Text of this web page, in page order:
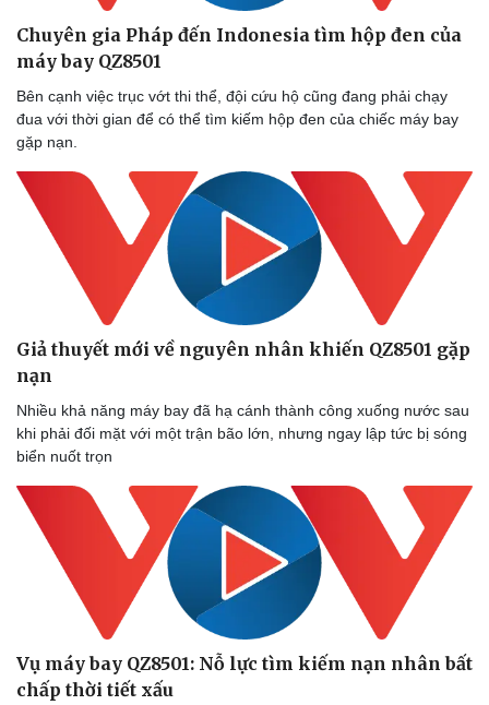
Lịch thi đấu bóng đá
Thế giới thể thao
eSports
Hậu trường
Xe máy
Chuyên gia Pháp đến Indonesia tìm hộp đen của
máy bay QZ8501
Bên cạnh việc trục vớt thi thể, đội cứu hộ cũng đang phải chạy
đua với thời gian để có thể tìm kiếm hộp đen của chiếc máy bay
gặp nạn.
Giả thuyết mới về nguyên nhân khiến QZ8501 gặp
nạn
Nhiều khả năng máy bay đã hạ cánh thành công xuống nước sau
khi phải đối mặt với một trận bão lớn, nhưng ngay lập tức bị sóng
biển nuốt trọn
Vụ máy bay QZ8501: Nỗ lực tìm kiếm nạn nhân bất
chấp thời tiết xấu